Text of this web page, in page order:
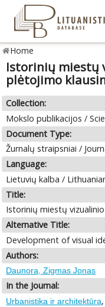
Home
Istorinių miestų
plėtojimo
Collection:
Mokslo publikacijos /
Document Type:
Žurnalų straipsniai /
Language:
Lietuvių kalba /
Title:
Istorinių miestų
Alternative Title:
Development of visual
Authors:
Daunora, Zigmas Jonas
In the Journal:
Urbanistika ir architektūra